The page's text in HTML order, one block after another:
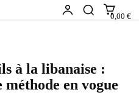
0,00 €
à la libanaise :
en vogue